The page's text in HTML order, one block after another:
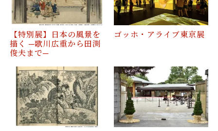
【特別展】日本の風景を
描く ─歌川広重から田渕
俊夫まで─
ゴッホ・アライブ東京展